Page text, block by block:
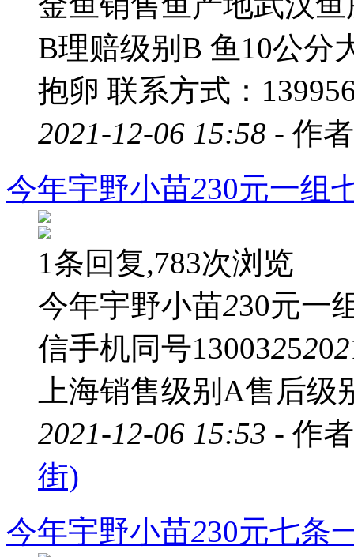
B理赔级别B 鱼10公分
抱卵 联系方式：
2021-12-06 15:58 - 作
今年宇野小苗230元一组
1条回复,783次浏览
今年宇野小苗230元一
信手机同号1300325202
上海销售级别A售后
2021-12-06 15:53 - 作
街)
今年宇野小苗230元七条